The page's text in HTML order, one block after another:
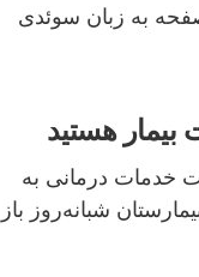
به زبان سوئدی
هستید
خدمات درمانی به
شبانه‌روز باز